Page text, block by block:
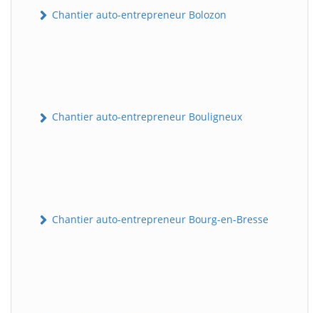
Chantier auto-entrepreneur Bolozon
Chantier auto-entrepreneur Bouligneux
Chantier auto-entrepreneur Bourg-en-Bresse